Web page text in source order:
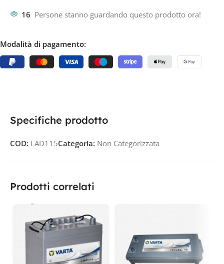
16 Persone stanno guardando questo prodotto ora!
Modalità di pagamento:
Specifiche prodotto
COD: LAD115Categoria: Non Categorizzata
Prodotti correlati